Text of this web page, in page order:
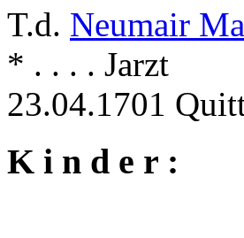
T.d. Neumair
* . . . . Jarzt
23.04.1701
K i n d e r :